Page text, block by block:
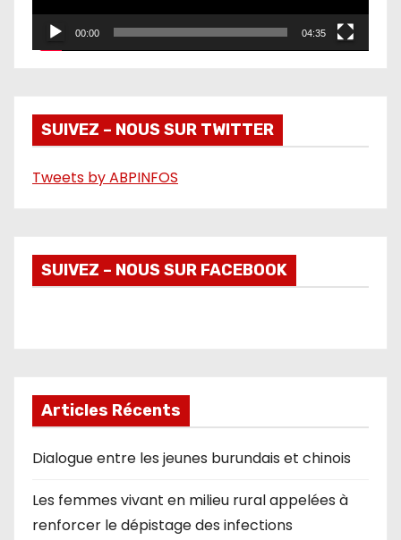
v
o
00:00 04:35
SUIVEZ – NOUS SUR TWITTER
Tweets by ABPINFOS
SUIVEZ – NOUS SUR FACEBOOK
Articles Récents
Dialogue entre les jeunes burundais et chinois
Les femmes vivant en milieu rural appelées à
renforcer le dépistage des infections